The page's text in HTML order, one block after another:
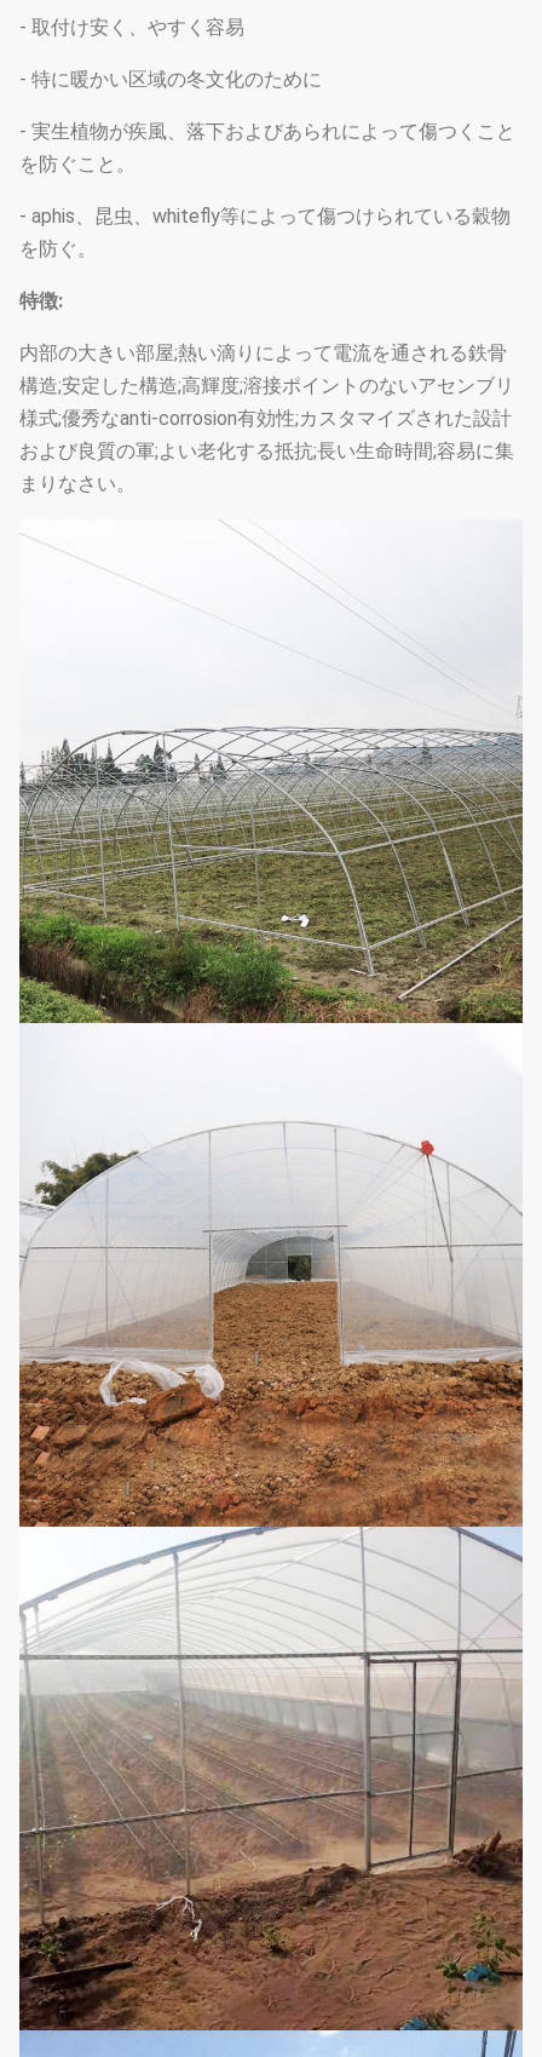
- 取付け安く、やすく容易
- 特に暖かい区域の冬文化のために
- 実生植物が疾風、落下およびあられによって傷つくこと
を防ぐこと。
- aphis、昆虫、whitefly等によって傷つけられている穀物
を防ぐ。
特徴:
内部の大きい部屋;熱い滴りによって電流を通される鉄骨
構造;安定した構造;高輝度;溶接ポイントのないアセンブリ
様式;優秀なanti-corrosion有効性;カスタマイズされた設計
および良質の軍;よい老化する抵抗;長い生命時間;容易に集
まりなさい。